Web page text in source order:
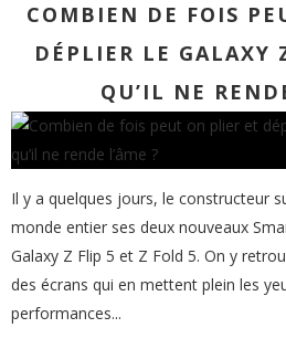
COMBIEN DE FOIS
DÉPLIER LE GALAXY
QU’IL NE
Il y a quelques jours, le constructeur
monde entier ses deux nouveaux
Galaxy Z Flip 5 et Z Fold 5. On y
des écrans qui en mettent plein les
performances...